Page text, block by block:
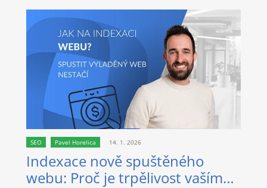
SEO Pavel Horelica 14. 1. 2026
Indexace nově spuštěného
webu: Proč je trpělivost vaším